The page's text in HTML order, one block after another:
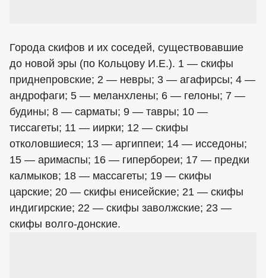
Города скифов и их соседей, существовавшие
до новой эры (по Кольцову И.Е.). 1 — скифы
приднепровские; 2 — невры; 3 — агафирсы; 4 —
андрофаги; 5 — меланхлены; 6 — гелоны; 7 —
будины; 8 — сарматы; 9 — тавры; 10 —
тиссагеты; 11 — иирки; 12 — скифы
отколовшиеся; 13 — аргиппеи; 14 — исседоны;
15 — аримаспы; 16 — гипербореи; 17 — предки
калмыков; 18 — массагеты; 19 — скифы
царские; 20 — скифы енисейские; 21 — скифы
индигирские; 22 — скифы заволжские; 23 —
скифы волго-донские.